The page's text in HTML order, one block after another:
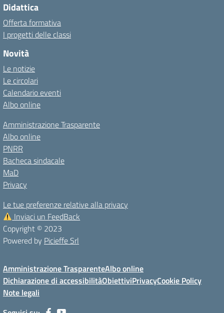
Didattica
Offerta formativa
I progetti delle classi
Novità
Le notizie
Le circolari
Calendario eventi
Albo online
Amministrazione Trasparente
Albo online
PNRR
Bacheca sindacale
MaD
Privacy
Le tue preferenze relative alla privacy
Inviaci un FeedBack
Copyright © 2023
Powered by Picieffe Srl
Amministrazione TrasparenteAlbo online
Dichiarazione di accessibilitàObiettiviPrivacyCookie Policy
Note legali